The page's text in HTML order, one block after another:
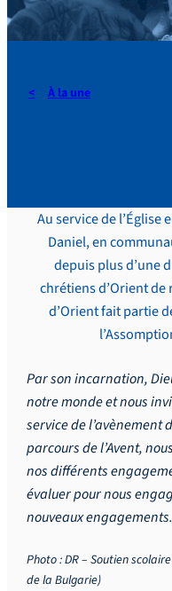
À la une
Au service de l’Église
Daniel, en
depuis plus d’une
chrétiens d’Orient
d’Orient fait partie
Par son incarnation,
notre monde et nous
service de l’avènement
parcours de l’Avent,
nos différents
évaluer pour nous
nouveaux engagements.
Photo: DR – Soutien
de la Bulgarie)